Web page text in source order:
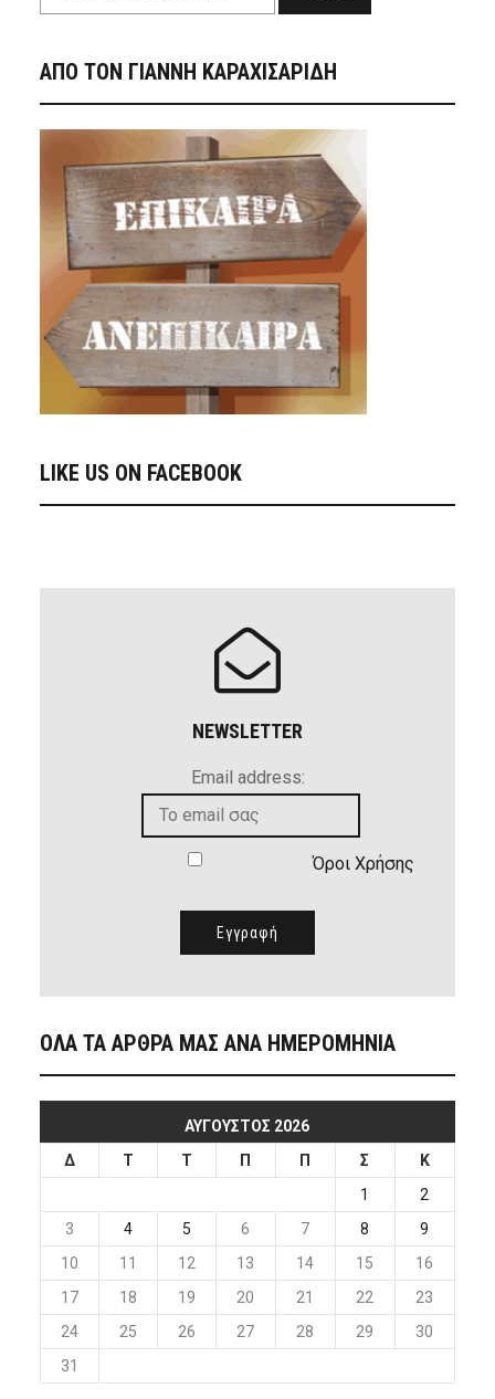
ΑΠΟ ΤΟΝ ΓΙΑΝΝΗ ΚΑΡΑΧΙΣΑΡΙΔΗ
LIKE US ON FACEBOOK
NEWSLETTER
Email address:
Όροι Χρήσης
ΟΛΑ ΤΑ ΑΡΘΡΑ ΜΑΣ ΑΝΑ ΗΜΕΡΟΜΗΝΙΑ
ΑΎΓΟΥΣΤΟΣ 2026
Δ
Τ Τ Π Π Σ
Κ
1
2
3
4 5 6 7 8
9
10
11 12 13 14 15
16
17
18 19 20 21 22
23
24
25 26 27 28 29
30
31